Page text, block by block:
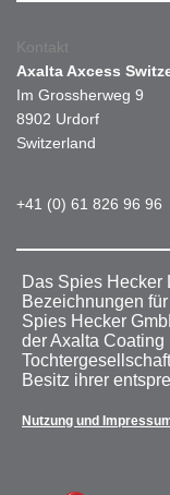
Kontakt
Axalta Axcess
Im Grossherweg 9
8902 Urdorf
Switzerland
+41 (0) 61 826 96 96
Das Spies Hecker
Bezeichnungen
Spies Hecker
der Axalta
Besitz ihrer
Nutzung und